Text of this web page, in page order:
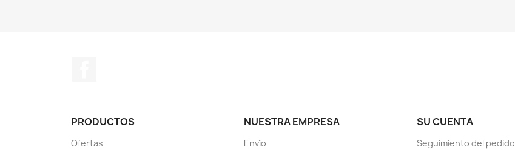
PRODUCTOS
Ofertas
NUESTRA EMPRESA
Envío
SU CUENTA
Seguimiento del pedido